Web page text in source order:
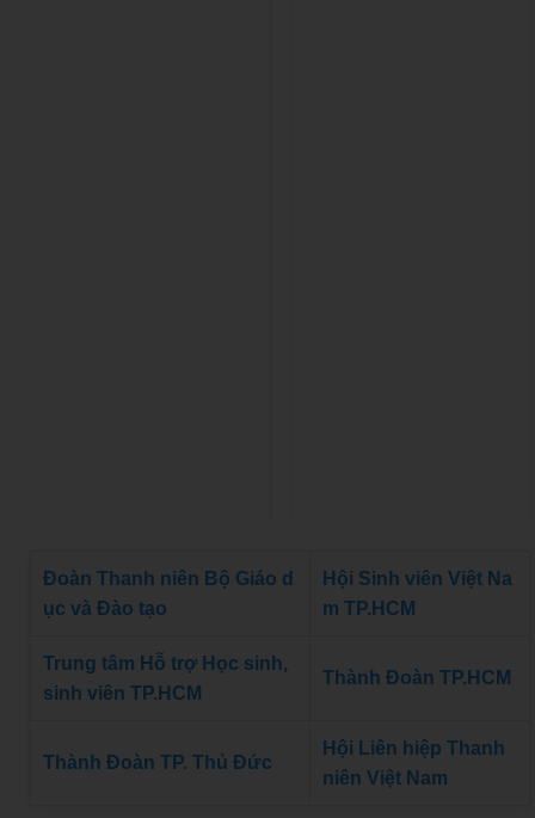
Đoàn Thanh niên Bộ Giáo d
ục và Đào tạo
Hội Sinh viên Việt Na
m TP.HCM
Trung tâm Hỗ trợ Học sinh,
sinh viên TP.HCM
Thành Đoàn TP.HCM
Thành Đoàn TP. Thủ Đức
Hội Liên hiệp Thanh
niên Việt Nam